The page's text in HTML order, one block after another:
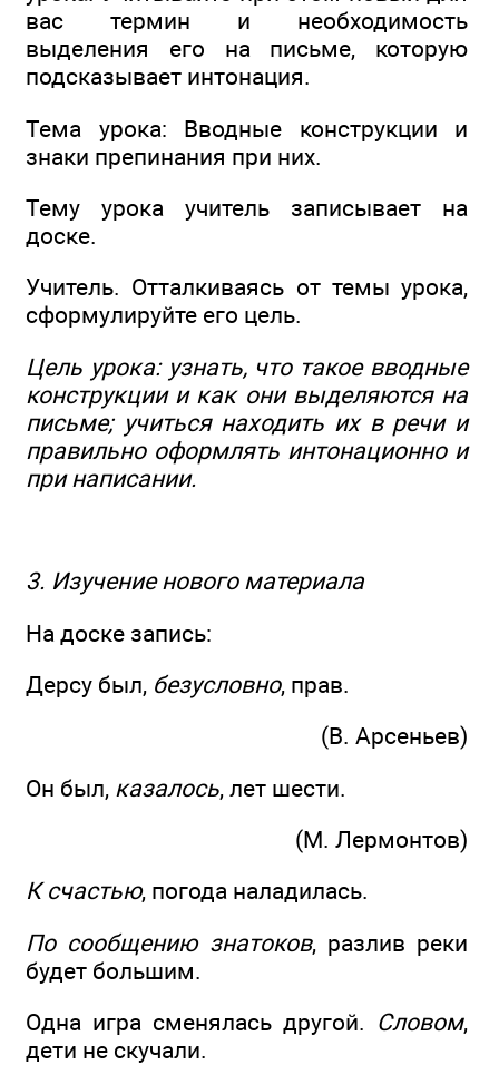
вас термин и необходимость
выделения его на письме, которую
подсказывает интонация.
Тема урока: Вводные конструкции и
знаки препинания при них.
Тему урока учитель записывает на
доске.
Учитель. Отталкиваясь от темы урока,
сформулируйте его цель.
Цель урока: узнать, что такое вводные
конструкции и как они выделяются на
письме; учиться находить их в речи и
правильно оформлять интонационно и
при написании.
3. Изучение нового материала
На доске запись:
Дерсу был, безусловно, прав.
(В. Арсеньев)
Он был, казалось, лет шести.
(М. Лермонтов)
К счастью, погода наладилась.
По сообщению знатоков, разлив реки
будет большим.
Одна игра сменялась другой. Словом,
дети не скучали.